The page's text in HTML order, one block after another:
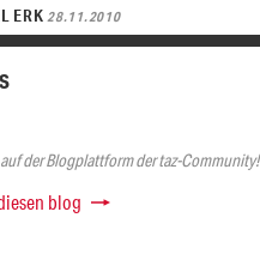
ERK28.11.2010
der Blogplattform der taz-Community!
blog